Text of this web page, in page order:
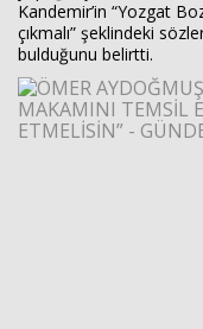
Kandemir’in “Yozgat
çıkmalı” şeklindeki
bulduğunu belirtti.